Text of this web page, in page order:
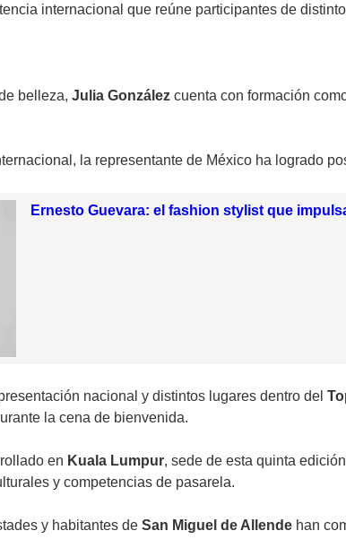
internacional que reúne participantes de
belleza, Julia González cuenta con formación
la representante de México ha logrado
Ernesto Guevara: el fashion stylist que
nacional y distintos lugares dentro del
la cena de bienvenida.
en Kuala Lumpur, sede de esta quinta
y competencias de pasarela.
y habitantes de San Miguel de Allende han